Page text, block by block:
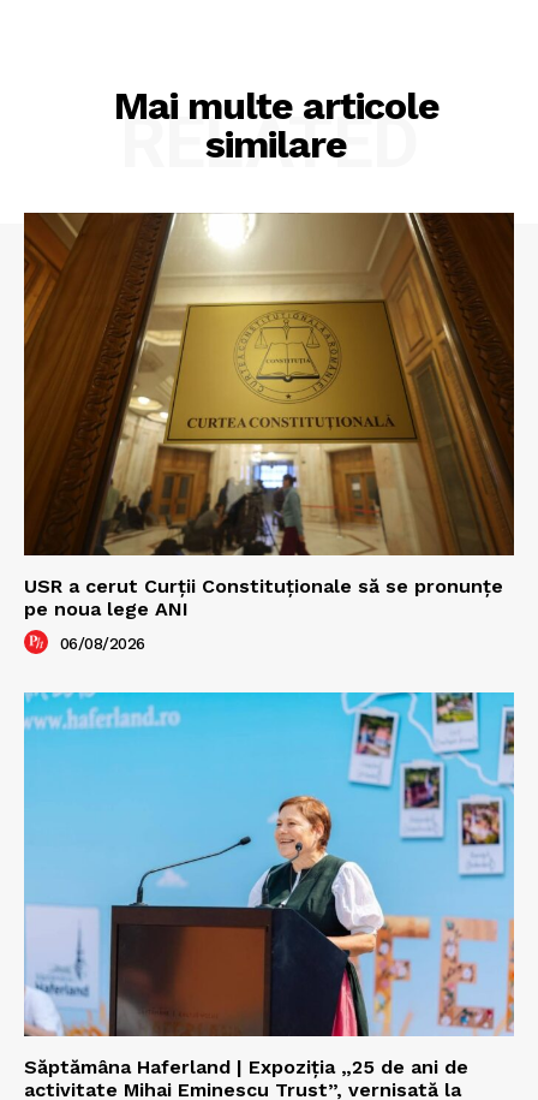
Mai multe articole
similare
RELATED
USR a cerut Curții Constituționale să se pronunțe
pe noua lege ANI
06/08/2026
Săptămâna Haferland | Expoziţia „25 de ani de
activitate Mihai Eminescu Trust”, vernisată la